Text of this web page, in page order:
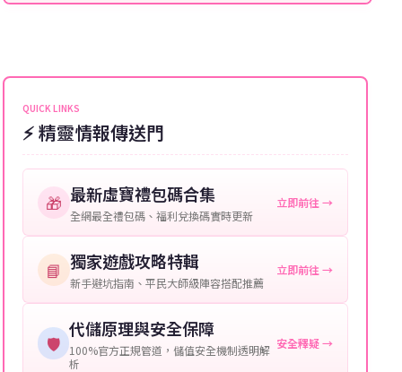
角色名稱：您遊戲中的角色名稱。
等級：角色的當前等級。
提供這些信息能幫助我們更快地處理您的代儲需求，確
保您盡享遊戲樂趣！
可直接聯絡客服查詢訂單進度。
QUICK LINKS
⚡ 精靈情報傳送門
🎁 最新虛寶禮包碼合集
全網最全禮包碼、福利兌換碼實時更新
立即前往 →
📘 獨家遊戲攻略特輯
新手避坑指南、平民大師級陣容搭配推薦
立即前往 →
🛡️
代儲原理與安全保障
100%官方正規管道，儲值安全機制透明解
析
安全釋疑 →